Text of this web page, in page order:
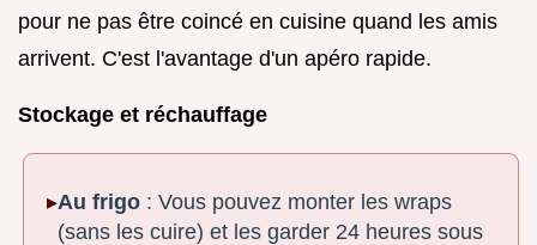
pour ne pas être coincé en cuisine quand les amis
arrivent. C'est l'avantage d'un apéro rapide.
Stockage et réchauffage
Au frigo : Vous pouvez monter les wraps
(sans les cuire) et les garder 24 heures sous